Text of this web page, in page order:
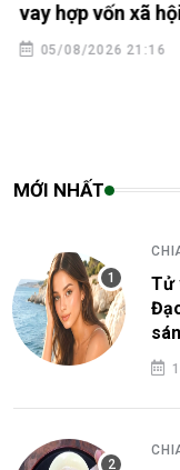
vay hợp vốn xã
05/08/2026 21:16
MỚI NHẤT
Tử